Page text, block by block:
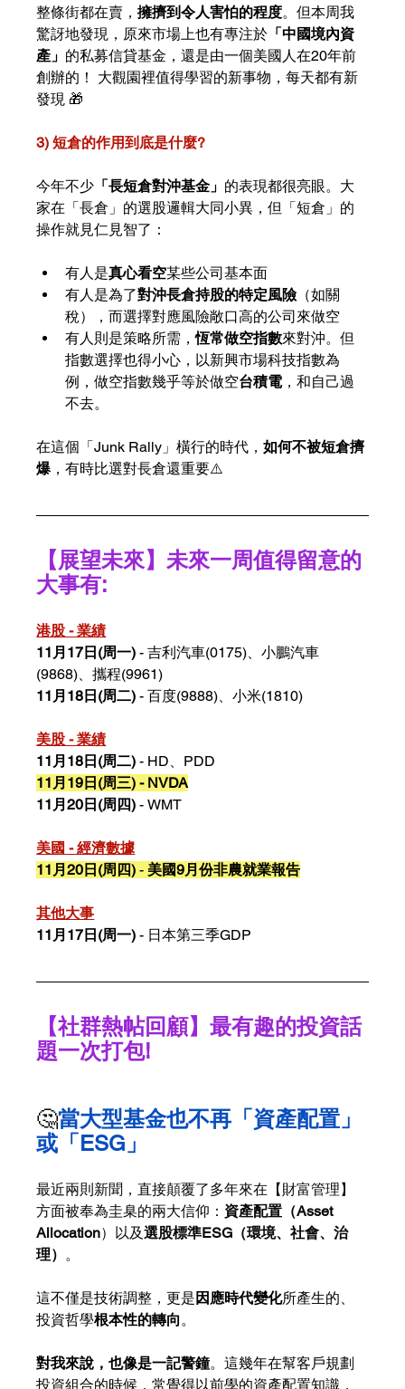
整條街都在賣，擁擠到令人害怕的程度。但本周我
驚訝地發現，原來市場上也有專注於 「中國境內資
產」 的私募信貸基金，還是由一個美國人在20年前
創辦的！ 大觀園裡值得學習的新事物，每天都有新
發現 🎁
3) 短倉的作用到底是什麼?
今年不少 「長短倉對沖基金」 的表現都很亮眼。大
家在「長倉」的選股邏輯大同小異，但「短倉」的
操作就見仁見智了：
有人是真心看空某些公司基本面
有人是為了對沖長倉持股的特定風險 （如關
稅），而選擇對應風險敞口高的公司來做空
有人則是策略所需，恆常做空指數來對沖。但
指數選擇也得小心，以新興市場科技指數為
例，做空指數幾乎等於做空台積電，和自己過
不去。
在這個「Junk Rally」橫行的時代，如何不被短倉擠
爆 ，有時比選對長倉還重要⚠️
【展望未來】未來一周值得留意的
大事有:
港股 - 業績
11月17日(周一) - 吉利汽車(0175)、小鵬汽車
(9868)、攜程(9961)
11月18日(周二) - 百度(9888)、小米(1810)
美股 - 業績
11月18日(周二) - HD、PDD
11月19日(周三) - NVDA
11月20日(周四) - WMT
美國 - 經濟數據
11月20日(周四) - 美國9月份非農就業報告
其他大事
11月17日(周一) - 日本第三季GDP
【社群熱帖回顧】最有趣的投資話
題一次打包!
🤔當大型基金也不再「資產配置」
或「ESG」
最近兩則新聞，直接顛覆了多年來在【財富管理】
方面被奉為圭臬的兩大信仰： 資產配置（Asset
Allocation）以及選股標準ESG（環境、社會、治
理） 。
這不僅是技術調整，更是 因應時代變化所產生的、
投資哲學根本性的轉向 。
對我來說，也像是一記警鐘。這幾年在幫客戶規劃
投資組合的時候，常覺得以前學的資產配置知識，